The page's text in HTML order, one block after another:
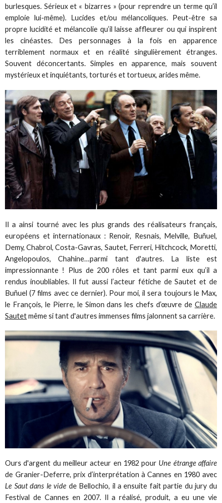
burlesques. Sérieux et « bizarres » (pour reprendre un terme qu’il
emploie lui-même). Lucides et/ou mélancoliques. Peut-être sa
propre lucidité et mélancolie qu’il laisse affleurer ou qui inspirent
les cinéastes. Des personnages à la fois en apparence
terriblement normaux et en réalité singulièrement étranges.
Souvent déconcertants. Simples en apparence, mais souvent
mystérieux et inquiétants, torturés et tortueux, arides même.
Il a ainsi tourné avec les plus grands des réalisateurs français,
européens et internationaux : Renoir, Resnais, Melville, Buñuel,
Demy, Chabrol, Costa-Gavras, Sautet, Ferreri, Hitchcock, Moretti,
Angelopoulos, Chahine…parmi tant d'autres. La liste est
impressionnante ! Plus de 200 rôles et tant parmi eux qu’il a
rendus inoubliables. Il fut aussi l’acteur fétiche de Sautet et de
Buñuel (7 films avec ce dernier). Pour moi, il sera toujours le Max,
le François, le Pierre, le Simon dans les chefs d’œuvre de Claude
Sautetmême si tant d'autres immenses films jalonnent sa carrière.
Ours d'argent du meilleur acteur en 1982 pour Une étrange affaire
de Granier-Deferre, prix d’interprétation à Cannes en 1980 avec
Le Saut dans le vide de Bellochio, il a ensuite fait partie du jury du
Festival de Cannes en 2007. Il a réalisé, produit, a eu une vie